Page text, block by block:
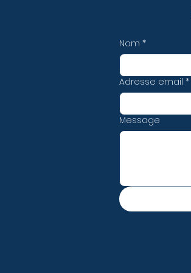
Nom *
Adresse email *
Message